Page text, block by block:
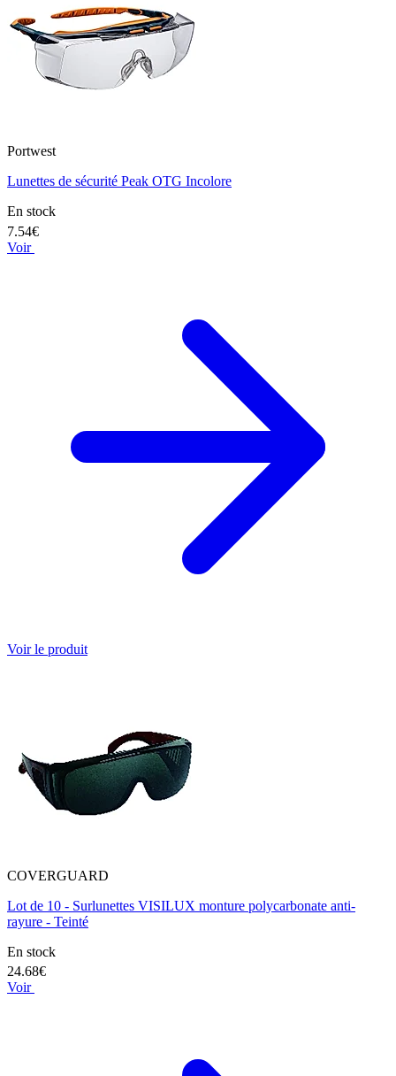
Portwest
Lunettes de sécurité Peak OTG Incolore
En stock
7.54€
Voir
Voir le produit
COVERGUARD
Lot de 10 - Surlunettes VISILUX monture polycarbonate anti-
rayure - Teinté
En stock
24.68€
Voir